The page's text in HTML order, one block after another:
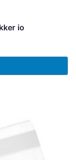
io